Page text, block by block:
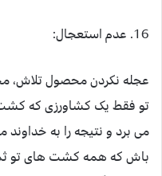
16. عدم استعجال:
عجله نکردن محصول تلاش،
تو فقط یک کشاورزی که کشت
می برد و نتیجه را به خداوند
باش که همه کشت های تو